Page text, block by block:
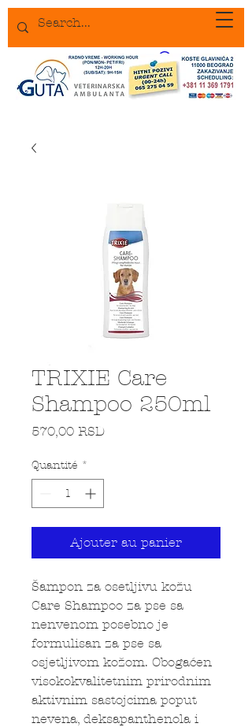
TRIXIE Care
Shampoo 250ml
570,00 RSDPrix
Quantité *
Ajouter au panier
Šampon za osetljivu kožu
Care Shampoo za pse sa
nenvenom posebno je
formulisan za pse sa
osjetljivom kožom. Obogaćen
visokokvalitetnim prirodnim
aktivnim sastojcima poput
nevena, deksapanthenola i